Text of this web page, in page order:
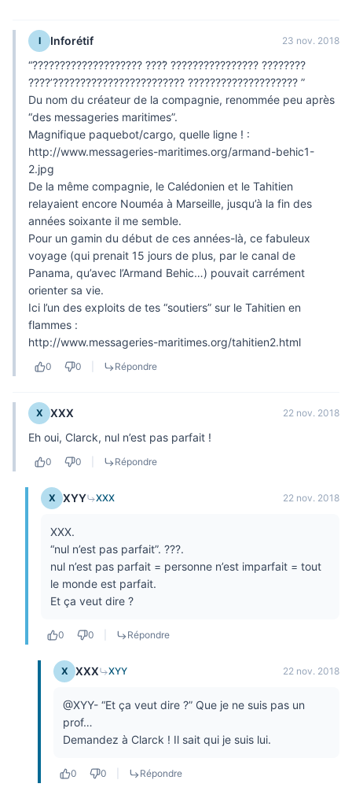
I Inforétif 23 nov. 2018
“???????????????????? ????̀ ???????????????? ????????
????’???????????????????????? ???????????????????? ”
Du nom du créateur de la compagnie, renommée peu après
“des messageries maritimes”.
Magnifique paquebot/cargo, quelle ligne ! :
http://www.messageries-maritimes.org/armand-behic1-
2.jpg
De la même compagnie, le Calédonien et le Tahitien
relayaient encore Nouméa à Marseille, jusqu’à la fin des
années soixante il me semble.
Pour un gamin du début de ces années-là, ce fabuleux
voyage (qui prenait 15 jours de plus, par le canal de
Panama, qu’avec l’Armand Behic…) pouvait carrément
orienter sa vie.
Ici l’un des exploits de tes “soutiers” sur le Tahitien en
flammes :
http://www.messageries-maritimes.org/tahitien2.html
0 0 Répondre
X XXX 22 nov. 2018
Eh oui, Clarck, nul n’est pas parfait !
0 0 Répondre
X XYY XXX 22 nov. 2018
XXX.
“nul n’est pas parfait”. ???.
nul n’est pas parfait = personne n’est imparfait = tout
le monde est parfait.
Et ça veut dire ?
0 0 Répondre
X XXX XYY 22 nov. 2018
@XYY- “Et ça veut dire ?” Que je ne suis pas un
prof…
Demandez à Clarck ! Il sait qui je suis lui.
0 0 Répondre